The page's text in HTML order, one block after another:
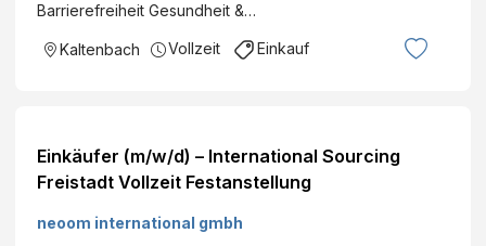
Barrierefreiheit Gesundheit &…
Kaltenbach Vollzeit Einkauf
Einkäufer (m/w/d) – International Sourcing
Freistadt Vollzeit Festanstellung
neoom international gmbh